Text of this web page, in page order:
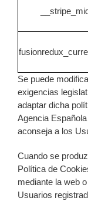
Se puede
exigencias
adaptar dicha
Agencia
aconseja a los
Cuando se
Política de
mediante la web
Usuarios